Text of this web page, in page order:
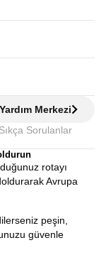
Yardım Merkezi
Sıkça Sorulanlar
rotayı
Avrupa
peşin,
güvenle